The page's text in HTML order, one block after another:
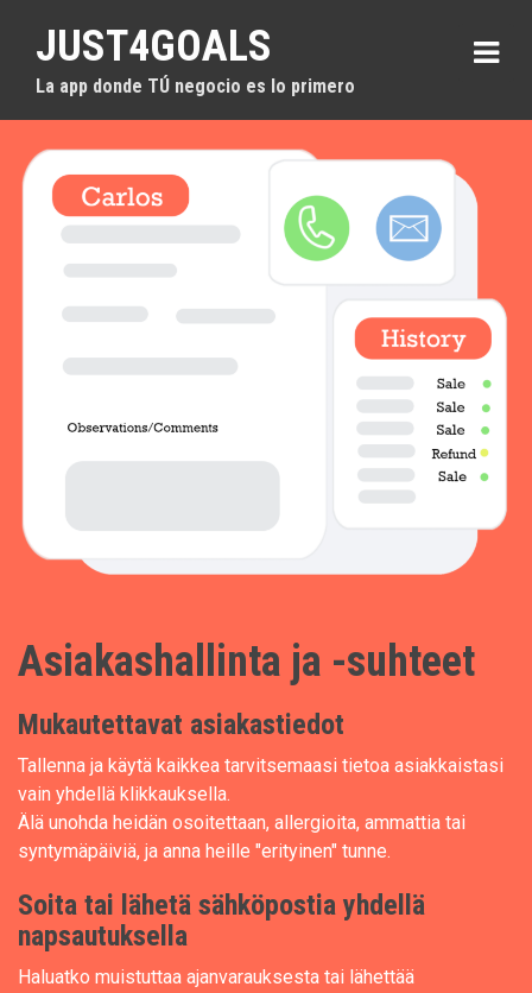
JUST4GOALS
La app donde TÚ negocio es lo primero
Asiakashallinta ja -suhteet
Mukautettavat asiakastiedot
Tallenna ja käytä kaikkea tarvitsemaasi tietoa asiakkaistasi
vain yhdellä klikkauksella.
Älä unohda heidän osoitettaan, allergioita, ammattia tai
syntymäpäiviä, ja anna heille "erityinen" tunne.
Soita tai lähetä sähköpostia yhdellä
napsautuksella
Haluatko muistuttaa ajanvarauksesta tai lähettää